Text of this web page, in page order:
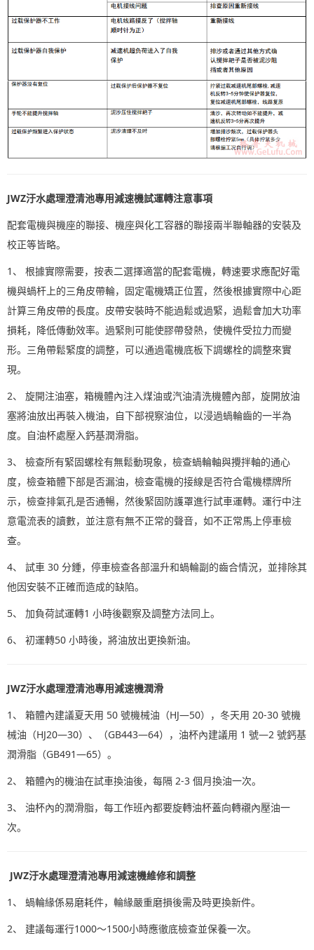
JWZ汙水處理澄清池專用減速機試運轉注意事項
配套電機與機座的聯接、機座與化工容器的聯接兩半聯軸器的安裝及
校正等皆略。
1、 根據實際需要，按表二選擇適當的配套電機，轉速要求應配好電
機與蝸杆上的三角皮帶輪，固定電機矯正位置，然後根據實際中心距
計算三角皮帶的長度。皮帶安裝時不能過鬆或過緊，過鬆會加大功率
損耗，降低傳動效率。過緊則可能使膠帶發熱，使機件受拉力而變
形。三角帶鬆緊度的調整，可以通過電機底板下調螺栓的調整來實
現。
2、 旋開注油塞，箱機體內注入煤油或汽油清洗機體內部，旋開放油
塞將油放出再裝入機油，自下部視察油位，以浸過蝸輪齒的一半為
度。自油杯處壓入鈣基潤滑脂。
3、 檢查所有緊固螺栓有無鬆動現象，檢查蝸輪軸與攪拌軸的通心
度，檢查箱體下部是否漏油，檢查電機的接線是否符合電機標牌所
示，檢查排氣孔是否通暢，然後緊固防護罩進行試車運轉。運行中注
意電流表的讀數，並注意有無不正常的聲音，如不正常馬上停車檢
查。
4、 試車 30 分鍾，停車檢查各部溫升和蝸輪副的齒合情況，並排除其
他因安裝不正確而造成的缺陷。
5、 加負荷試運轉1 小時後觀察及調整方法同上。
6、 初運轉50 小時後，將油放出更換新油。
JWZ汙水處理澄清池專用減速機潤滑
1、 箱體內建議夏天用 50 號機械油（HJ—50），冬天用 20-30 號機
械油（HJ20—30）、（GB443—64），油杯內建議用 1 號—2 號鈣基
潤滑脂（GB491—65）。
2、 箱體內的機油在試車換油後，每隔 2-3 個月換油一次。
3、 油杯內的潤滑脂，每工作班內都要旋轉油杯蓋向轉襯內壓油一
次。
JWZ汙水處理澄清池專用減速機維修和調整
1、 蝸輪緣係易磨耗件，輪緣嚴重磨損後需及時更換新件。
2、 建議每運行1000～1500小時應徹底檢查並保養一次。